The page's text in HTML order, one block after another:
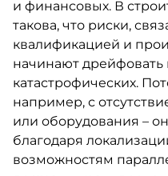
и финансовых. В
такова, что риски,
квалификацией и
начинают дрейфовать
катастрофических.
например, с
или оборудования –
благодаря
возможностям